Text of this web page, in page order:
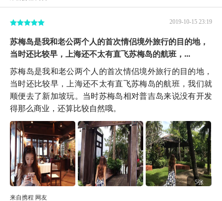
2019-10-15 23:19
苏梅岛是我和老公两个人的首次情侣境外旅行的目的地，
当时还比较早，上海还不太有直飞苏梅岛的航班，...
苏梅岛是我和老公两个人的首次情侣境外旅行的目的地，
当时还比较早，上海还不太有直飞苏梅岛的航班，我们就
顺便去了新加坡玩。当时苏梅岛相对普吉岛来说没有开发
得那么商业，还算比较自然哦。
5张
来自携程 网友